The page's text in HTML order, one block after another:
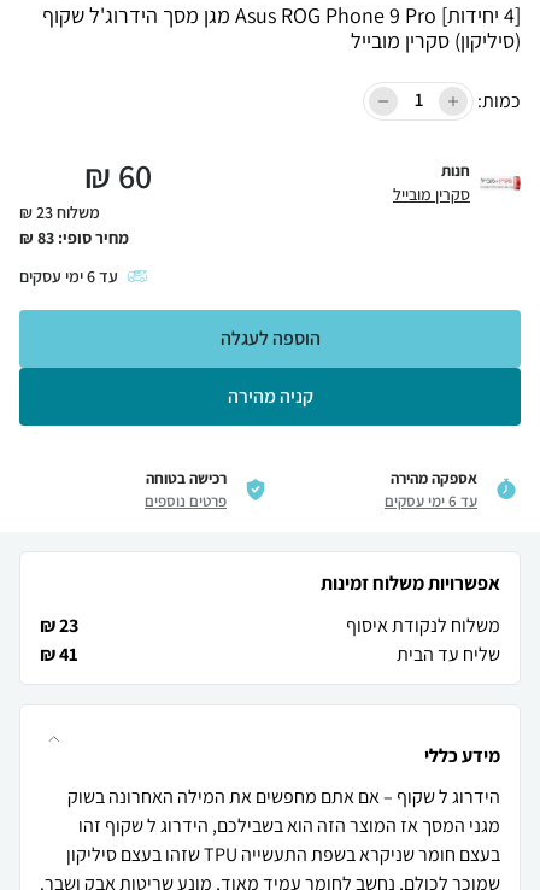
[4 יחידות] Asus ROG Phone 9 Pro מגן מסך הידרוג'ל שקוף
(סיליקון) סקרין מובייל
כמות:
חנות
סקרין מובייל 60
₪
משלוח 23 ₪
מחיר סופי: 83
₪
עד6ימי עסקים
קניה מהירה
הוספה לעגלה
אספקה מהירה
עד 6 ימי עסקים
רכישה בטוחה
פרטים נוספים
אפשרויות משלוח זמינות
משלוח לנקודת איסוף
23 ₪
שליח עד הבית
41 ₪
מידע כללי
הידרוג ל שקוף – אם אתם מחפשים את המילה האחרונה בשוק
מגני המסך אז המוצר הזה הוא בשבילכם, הידרוג ל שקוף זהו
בעצם חומר שניקרא בשפת התעשייה TPU שזהו בעצם סיליקון
שמוכר לכולם, נחשב לחומר עמיד מאוד, מונע שריטות אבק ושבר.